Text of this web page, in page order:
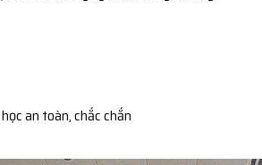
an toàn, chắc chắn